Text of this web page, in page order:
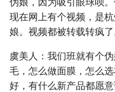
现在网上有个视频，是
娘。视频都被转载转疯了
虞美人：我们班就有个
毛，怎么做面膜，怎么
好，有什么新产品都愿